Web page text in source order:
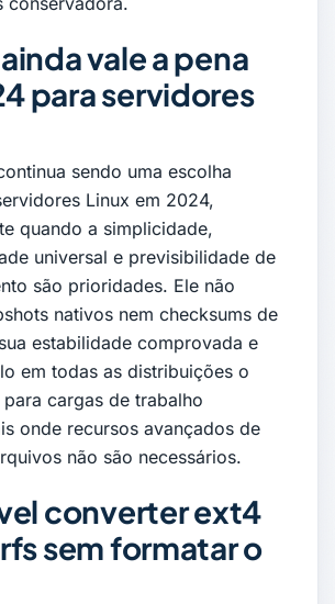
vale a pena
para servidores
sendo uma escolha
Linux em 2024,
quando a simplicidade,
universal e previsibilidade de
são prioridades. Ele não
nativos nem checksums de
estabilidade comprovada e
em todas as distribuições o
cargas de trabalho
onde recursos avançados de
não são necessários.
converter ext4
sem formatar o